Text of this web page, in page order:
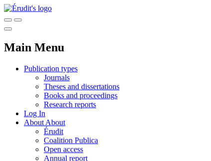
Main Menu
Publication types
Journals
Theses and dissertations
Books and proceedings
Research reports
Log In
About About
Érudit
Coalition Publica
Open access
Annual report